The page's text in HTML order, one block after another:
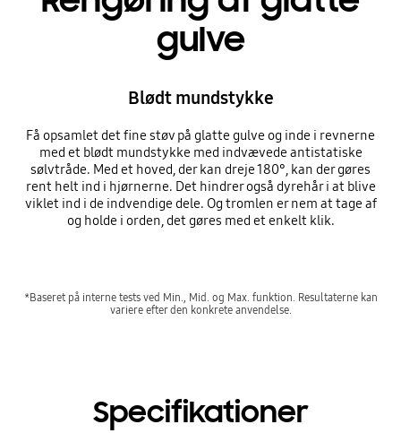
gulve
Blødt mundstykke
Få opsamlet det fine støv på glatte gulve og inde i revnerne
med et blødt mundstykke med indvævede antistatiske
sølvtråde. Med et hoved, der kan dreje 180°, kan der gøres
rent helt ind i hjørnerne. Det hindrer også dyrehår i at blive
viklet ind i de indvendige dele. Og tromlen er nem at tage af
og holde i orden, det gøres med et enkelt klik.
*Baseret på interne tests ved Min., Mid. og Max. funktion. Resultaterne kan
variere efter den konkrete anvendelse.
Specifikationer